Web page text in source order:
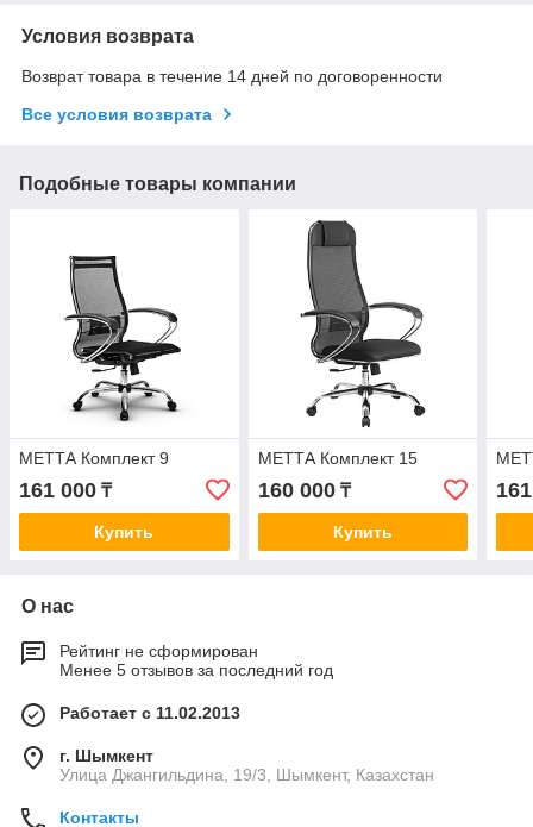
Условия возврата
Возврат товара в течение 14 дней по договоренности
Все условия возврата
Подобные товары компании
МЕТТА Комплект 9
161 000 ₸
Купить
МЕТТА Комплект 15
160 000₸
Купить
О нас
Рейтинг не сформирован
Менее 5 отзывов за последний год
Работает с 11.02.2013
г. Шымкент
Улица Джангильдина, 19/3, Шымкент, Казахстан
Контакты